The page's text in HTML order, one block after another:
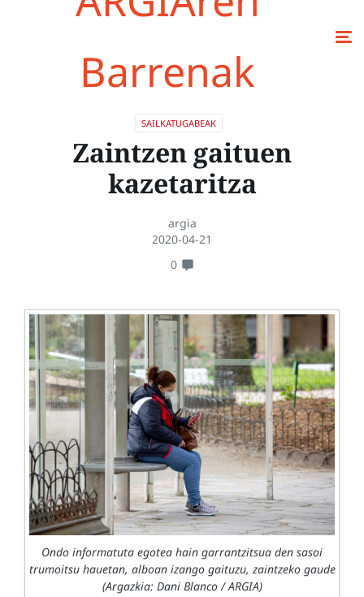
Barrenak
SAILKATUGABEAK
Zaintzen gaituen
kazetaritza
argia
2020-04-21
0
Ondo informatuta egotea hain garrantzitsua den sasoi
trumoitsu hauetan, alboan izango gaituzu, zaintzeko gaude
(Argazkia: Dani Blanco / ARGIA)